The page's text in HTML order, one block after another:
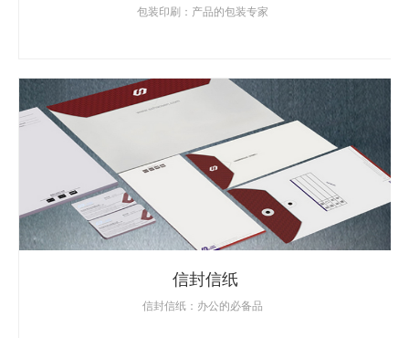
包装印刷：产品的包装专家
信封信纸
信封信纸：办公的必备品